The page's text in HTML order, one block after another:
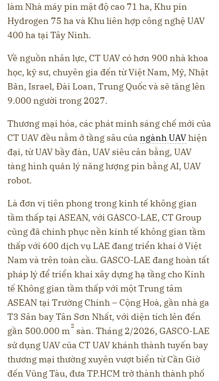
làm Nhà máy pin mật độ cao 71 ha, Khu pin
Hydrogen 75 ha và Khu liên hợp công nghệ UAV
400 ha tại Tây Ninh.
Về nguồn nhân lực, CT UAV có hơn 900 nhà khoa
học, kỹ sư, chuyên gia đến từ Việt Nam, Mỹ, Nhật
Bản, Israel, Đài Loan, Trung Quốc và sẽ tăng lên
9.000 người trong 2027.
Thương mại hóa, các phát minh sáng chế mới của
CT UAV đều nằm ở tầng sâu của ngành UAVhiện
đại, từ UAV bầy đàn, UAV siêu cân bằng, UAV
tàng hình quản lý năng lượng pin bằng AI, UAV
robot.
Là đơn vị tiên phong trong kinh tế không gian
tầm thấp tại ASEAN, với GASCO-LAE, CT Group
cũng đã chinh phục nền kinh tế không gian tầm
thấp với 600 dịch vụ LAE đang triển khai ở Việt
Nam và trên toàn cầu. GASCO-LAE đang hoàn tất
pháp lý để triển khai xây dựng hạ tầng cho Kinh
tế Không gian tầm thấp với một Trung tâm
ASEAN tại Trường Chinh – Cộng Hoà, gần nhà ga
T3 Sân bay Tân Sơn Nhất, với diện tích lên đến
gần 500.000 m2 sàn. Tháng 2/2026, GASCO-LAE
sử dụng UAV của CT UAV khánh thành tuyến bay
thương mại thường xuyên vượt biển từ Cần Giờ
đến Vũng Tàu, đưa TP.HCM trở thành thành phố